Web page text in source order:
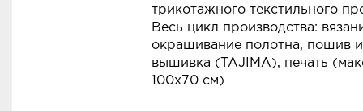
трикотажного текстильного
Весь цикл производства:
окрашивание полотна, пошив
вышивка (TAJIMA), печать
100х70 см)